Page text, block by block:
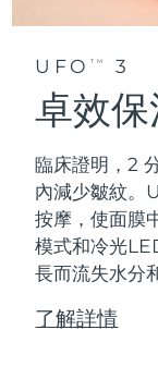
UFO TM 3
卓效
臨床證明，2
內減少皺紋。
按摩，使面膜
模式和冷光
長而流失水分
了解詳情